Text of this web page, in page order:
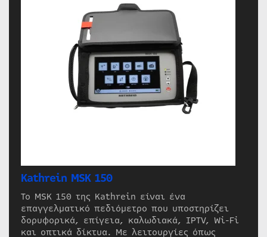
Kathrein MSK 150
Το MSK 150 της Kathrein είναι ένα
επαγγελματικό πεδιόμετρο που υποστηρίζει
δορυφορικά, επίγεια, καλωδιακά, IPTV, Wi-Fi
και οπτικά δίκτυα. Με λειτουργίες όπως